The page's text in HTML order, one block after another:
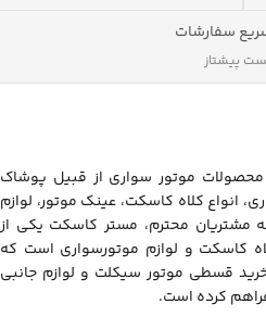
سفارشات
پیشتاز
موتور سواری از قبیل پوشاک
انواع کلاه کاسکت، عینک موتور، لوازم
مشتریان محترم، مستر کاسکت یکی از
کاسکت و لوازم موتورسواری است که
قسطی موتور سیکلت و لوازم جانبی
کرده است.